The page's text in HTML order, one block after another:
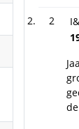
2